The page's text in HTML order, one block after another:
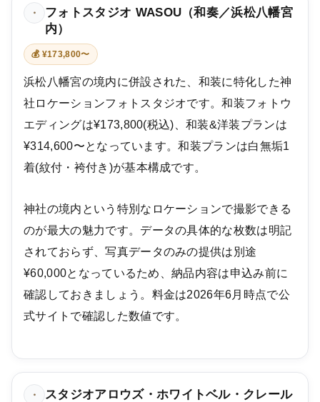
・
フォトスタジオ WASOU（和奏／浜松八幡宮
内）
💰 ¥173,800〜
浜松八幡宮の境内に併設された、和装に特化した神
社ロケーションフォトスタジオです。和装フォトウ
エディングは¥173,800(税込)、和装&洋装プランは
¥314,600〜となっています。和装プランは白無垢1
着(紋付・袴付き)が基本構成です。
神社の境内という特別なロケーションで撮影できる
のが最大の魅力です。データの具体的な枚数は明記
されておらず、写真データのみの提供は別途
¥60,000となっているため、納品内容は申込み前に
確認しておきましょう。料金は2026年6月時点で公
式サイトで確認した数値です。
・
スタジオアロウズ・ホワイトベル・クレール